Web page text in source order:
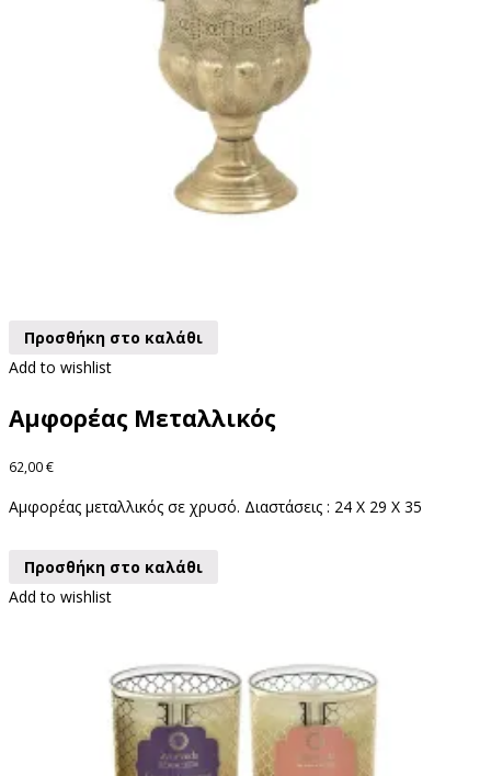
Προσθήκη στο καλάθι
Add to wishlist
Αμφορέας Μεταλλικός
62,00€
Αμφορέας μεταλλικός σε χρυσό. Διαστάσεις : 24 X 29 X 35
Προσθήκη στο καλάθι
Add to wishlist